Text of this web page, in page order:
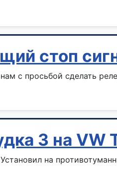
стоп
с просьбой сделать
3 на VW
на